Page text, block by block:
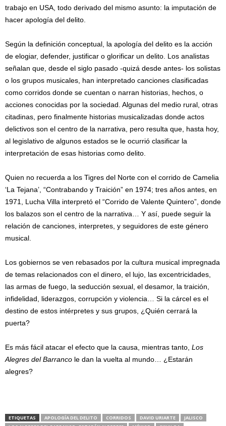
trabajo en USA, todo derivado del mismo asunto: la imputación de
hacer apología del delito.
Según la definición conceptual, la apología del delito es la acción
de elogiar, defender, justificar o glorificar un delito. Los analistas
señalan que, desde el siglo pasado -quizá desde antes- los solistas
o los grupos musicales, han interpretado canciones clasificadas
como corridos donde se cuentan o narran historias, hechos, o
acciones conocidas por la sociedad. Algunas del medio rural, otras
citadinas, pero finalmente historias musicalizadas donde actos
delictivos son el centro de la narrativa, pero resulta que, hasta hoy,
al legislativo de algunos estados se le ocurrió clasificar la
interpretación de esas historias como delito.
Quien no recuerda a los Tigres del Norte con el corrido de Camelia
‘La Tejana’, “Contrabando y Traición” en 1974; tres años antes, en
1971, Lucha Villa interpretó el “Corrido de Valente Quintero”, donde
los balazos son el centro de la narrativa… Y así, puede seguir la
relación de canciones, interpretes, y seguidores de este género
musical.
Los gobiernos se ven rebasados por la cultura musical impregnada
de temas relacionados con el dinero, el lujo, las excentricidades,
las armas de fuego, la seducción sexual, el desamor, la traición,
infidelidad, liderazgos, corrupción y violencia… Si la cárcel es el
destino de estos intérpretes y sus grupos, ¿Quién cerrará la
puerta?
Es más fácil atacar el efecto que la causa, mientras tanto, Los
Alegres del Barranco le dan la vuelta al mundo… ¿Estarán
alegres?
ETIQUETAS APOLOGÍA DEL DELITO CORRIDOS DAVID URIARTE
JALISCO